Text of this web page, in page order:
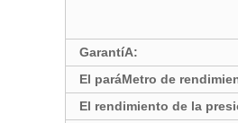
GarantíA:
El paráMetro de
El rendimiento de la